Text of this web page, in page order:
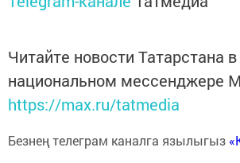
Читайте новости Татарстана в
национальном мессенджере
https://max.ru/tatmedia
Безнең телеграм каналга язылыгыз